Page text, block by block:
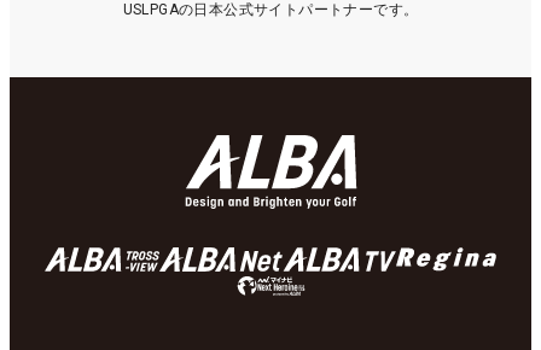
USLPGAの日本公式サイトパートナーです。